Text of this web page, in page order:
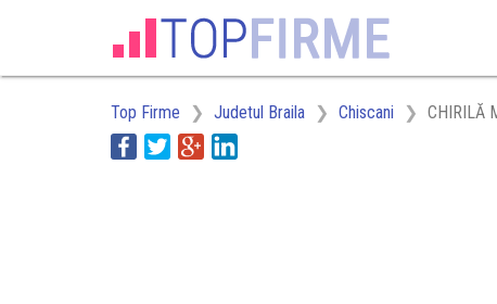
Top Firme Judetul Braila Chiscani CHIRILĂ